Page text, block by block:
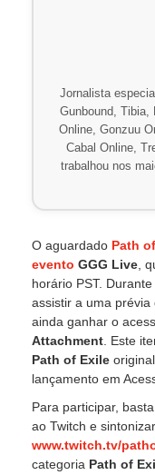
Jornalista
Gunbound, Tibia,
Online, Gonzuu
Cabal Online,
trabalhou nos
O aguardado Path
evento GGG Live ,
horário PST.
assistir a uma prévia
ainda ganhar o
Attachment . Este
Path of Exile
lançamento em
Para participar,
ao Twitch e
www.twitch.tv/
categoria Path of